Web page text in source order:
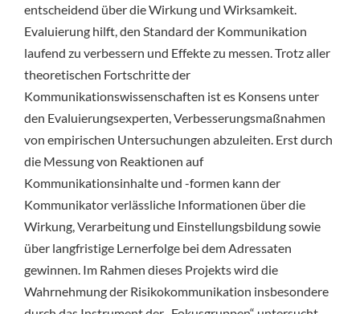
entscheidend über die Wirkung und Wirksamkeit.
Evaluierung hilft, den Standard der Kommunikation
laufend zu verbessern und Effekte zu messen. Trotz aller
theoretischen Fortschritte der
Kommunikationswissenschaften ist es Konsens unter
den Evaluierungsexperten, Verbesserungsmaßnahmen
von empirischen Untersuchungen abzuleiten. Erst durch
die Messung von Reaktionen auf
Kommunikationsinhalte und -formen kann der
Kommunikator verlässliche Informationen über die
Wirkung, Verarbeitung und Einstellungsbildung sowie
über langfristige Lernerfolge bei dem Adressaten
gewinnen. Im Rahmen dieses Projekts wird die
Wahrnehmung der Risikokommunikation insbesondere